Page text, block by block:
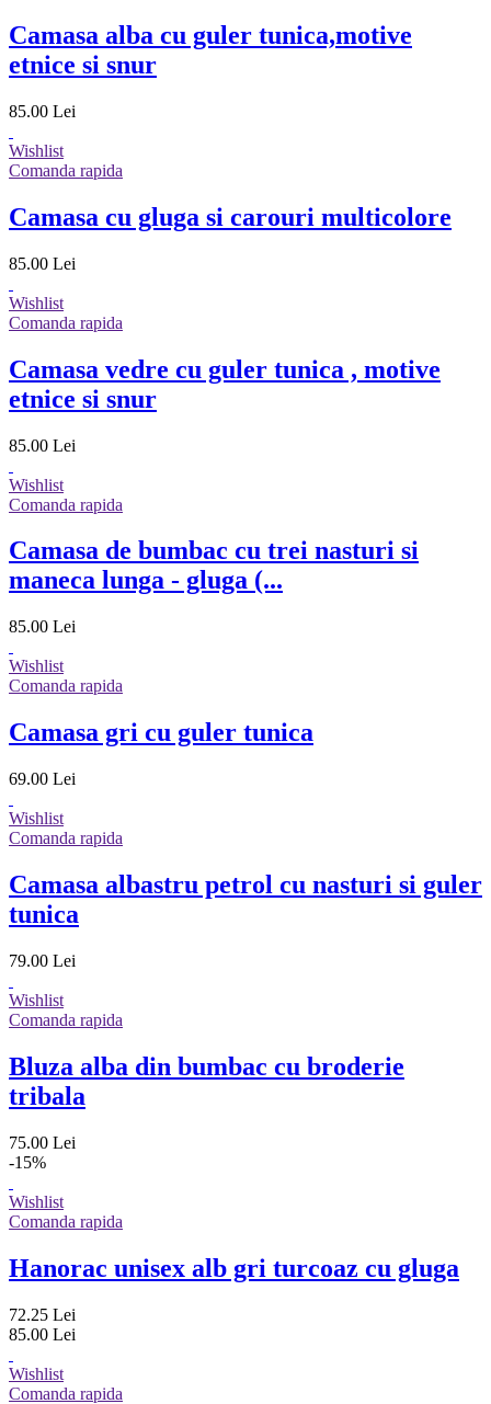
Camasa alba cu guler tunica,motive
etnice si snur
85.00 Lei
Wishlist
Comanda rapida
Camasa cu gluga si carouri multicolore
85.00 Lei
Wishlist
Comanda rapida
Camasa vedre cu guler tunica , motive
etnice si snur
85.00 Lei
Wishlist
Comanda rapida
Camasa de bumbac cu trei nasturi si
maneca lunga - gluga (...
85.00 Lei
Wishlist
Comanda rapida
Camasa gri cu guler tunica
69.00 Lei
Wishlist
Comanda rapida
Camasa albastru petrol cu nasturi si guler
tunica
79.00 Lei
Wishlist
Comanda rapida
Bluza alba din bumbac cu broderie
tribala
75.00 Lei
-15%
Wishlist
Comanda rapida
Hanorac unisex alb gri turcoaz cu gluga
72.25 Lei
85.00 Lei
Wishlist
Comanda rapida